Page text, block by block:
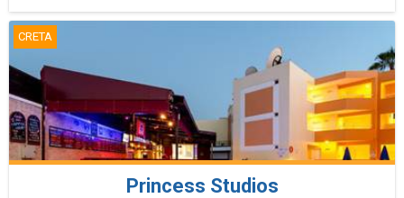
CRETA
Princess Studios